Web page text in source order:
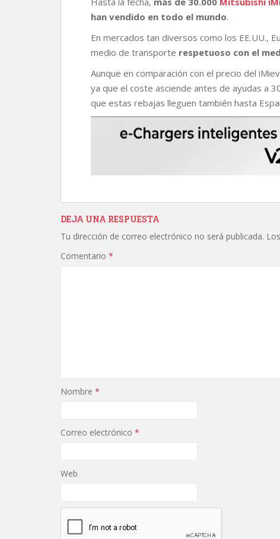
han vendido en todo el mundo.
En mercados tan diversos como los EE.UU.,
medio de transporte respetuoso con el
Aunque en comparación con el precio del
ya que el coste asciende antes de ayudas a
que estas rebajas lleguen también hasta
DEJA UNA RESPUESTA
Tu dirección de correo electrónico no será publicada.
Comentario *
Nombre *
Correo electrónico *
Web